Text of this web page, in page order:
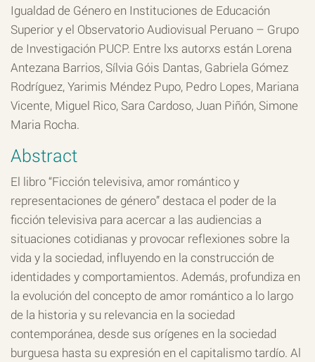
Igualdad de Género en Instituciones de Educación
Superior y el Observatorio Audiovisual Peruano – Grupo
de Investigación PUCP. Entre lxs autorxs están Lorena
Antezana Barrios, Sílvia Góis Dantas, Gabriela Gómez
Rodríguez, Yarimis Méndez Pupo, Pedro Lopes, Mariana
Vicente, Miguel Rico, Sara Cardoso, Juan Piñón, Simone
Maria Rocha.
Abstract
El libro “Ficción televisiva, amor romántico y
representaciones de género” destaca el poder de la
ficción televisiva para acercar a las audiencias a
situaciones cotidianas y provocar reflexiones sobre la
vida y la sociedad, influyendo en la construcción de
identidades y comportamientos. Además, profundiza en
la evolución del concepto de amor romántico a lo largo
de la historia y su relevancia en la sociedad
contemporánea, desde sus orígenes en la sociedad
burguesa hasta su expresión en el capitalismo tardío. Al